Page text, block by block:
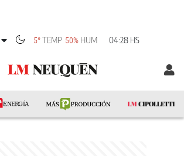
5°TEMP 50% HUM 04:28 HS